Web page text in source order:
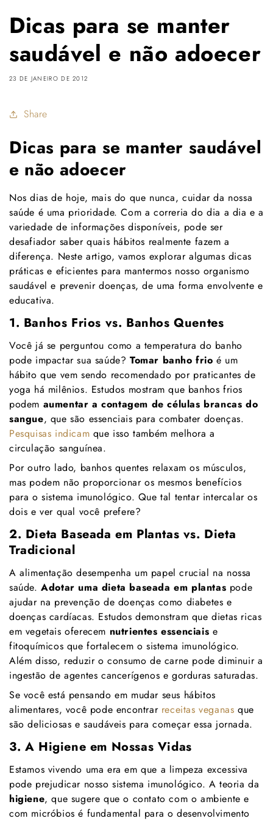
Dicas para se manter
saudável e não adoecer
23 DE JANEIRO DE 2012
Share
Dicas para se manter saudável
e não adoecer
Nos dias de hoje, mais do que nunca, cuidar da nossa
saúde é uma prioridade. Com a correria do dia a dia e a
variedade de informações disponíveis, pode ser
desafiador saber quais hábitos realmente fazem a
diferença. Neste artigo, vamos explorar algumas dicas
práticas e eficientes para mantermos nosso organismo
saudável e prevenir doenças, de uma forma envolvente e
educativa.
1. Banhos Frios vs. Banhos Quentes
Você já se perguntou como a temperatura do banho
pode impactar sua saúde?Tomar banho frio é um
hábito que vem sendo recomendado por praticantes de
yoga há milênios. Estudos mostram que banhos frios
podem aumentar a contagem de células brancas do
sangue, que são essenciais para combater doenças.
Pesquisas indicam que isso também melhora a
circulação sanguínea.
Por outro lado, banhos quentes relaxam os músculos,
mas podem não proporcionar os mesmos benefícios
para o sistema imunológico. Que tal tentar intercalar os
dois e ver qual você prefere?
2. Dieta Baseada em Plantas vs. Dieta
Tradicional
A alimentação desempenha um papel crucial na nossa
saúde.Adotar uma dieta baseada em plantas pode
ajudar na prevenção de doenças como diabetes e
doenças cardíacas. Estudos demonstram que dietas ricas
em vegetais oferecem nutrientes essenciais e
fitoquímicos que fortalecem o sistema imunológico.
Além disso, reduzir o consumo de carne pode diminuir a
ingestão de agentes cancerígenos e gorduras saturadas.
Se você está pensando em mudar seus hábitos
alimentares, você pode encontrar receitas veganas que
são deliciosas e saudáveis para começar essa jornada.
3. A Higiene em Nossas Vidas
Estamos vivendo uma era em que a limpeza excessiva
pode prejudicar nosso sistema imunológico. A teoria da
higiene, que sugere que o contato com o ambiente e
com micróbios é fundamental para o desenvolvimento